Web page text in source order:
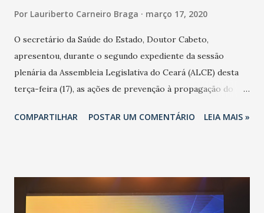
Por Lauriberto Carneiro Braga março 17, 2020
O secretário da Saúde do Estado, Doutor Cabeto,
apresentou, durante o segundo expediente da sessão
plenária da Assembleia Legislativa do Ceará (ALCE) desta
terça-feira (17), as ações de prevenção à propagação do
adotadas pelo Governo do Estado na contenção da
população suspeita e de cuidados com os ambientes
públicos e domiciliares. “Nós não estamos vivendo uma
COMPARTILHAR POSTAR UM COMENTÁRIO LEIA MAIS »